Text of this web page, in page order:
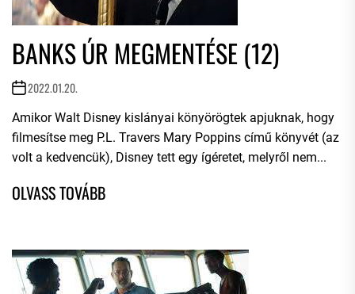
BANKS ÚR MEGMENTÉSE (12)
2022.01.20.
Amikor Walt Disney kislányai könyörögtek apjuknak, hogy
filmesítse meg P.L. Travers Mary Poppins című könyvét (az
volt a kedvencük), Disney tett egy ígéretet, melyről nem...